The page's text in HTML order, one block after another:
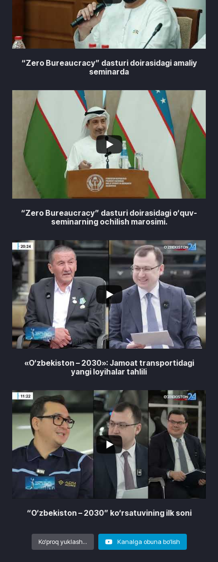
“Zero Bureaucracy” dasturi doirasidagi amaliy
seminarda
...
0
“Zero Bureaucracy” dasturi doirasidagi o‘quv-
seminarning ochilish marosimi.
6 3
«O‘zbekiston – 2030»: Jamoat transportidagi
yangi loyihalar tahlili
7 2
“O‘zbekiston – 2030” ko‘rsatuvining ilk soni
Ko‘proq yuklash... Kanalga obuna bo‘lish